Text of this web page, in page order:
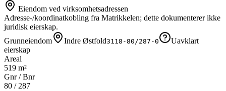
Eiendom ved virksomhetsadressen
Adresse-/koordinatkobling fra Matrikkelen; dette dokumenterer ikke
juridisk eierskap.
Grunneiendom
Indre Østfold3118-80/287-0
Uavklart
eierskap
Areal
519 m²
Gnr / Bnr
80 /287